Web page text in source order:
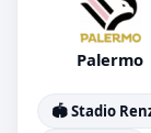
Palermo
🏟️ Stadio